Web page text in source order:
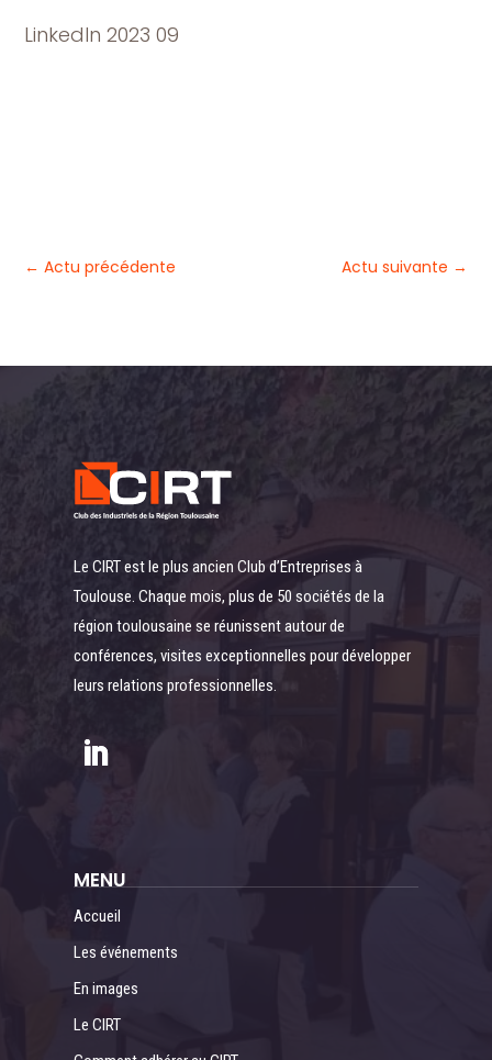
LinkedIn 2023 09
←Actu précédente Actu suivante →
Le CIRT est le plus ancien Club d’Entreprises à
Toulouse. Chaque mois, plus de 50 sociétés de la
région toulousaine se réunissent autour de
conférences, visites exceptionnelles pour développer
leurs relations professionnelles.
MENU
Accueil
Les événements
En images
Le CIRT